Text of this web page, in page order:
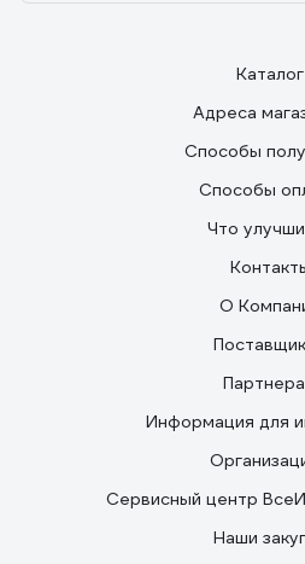
Каталог
Адреса
Способы
Способы
Что
О
Информация для
Сервисный центр
Наши